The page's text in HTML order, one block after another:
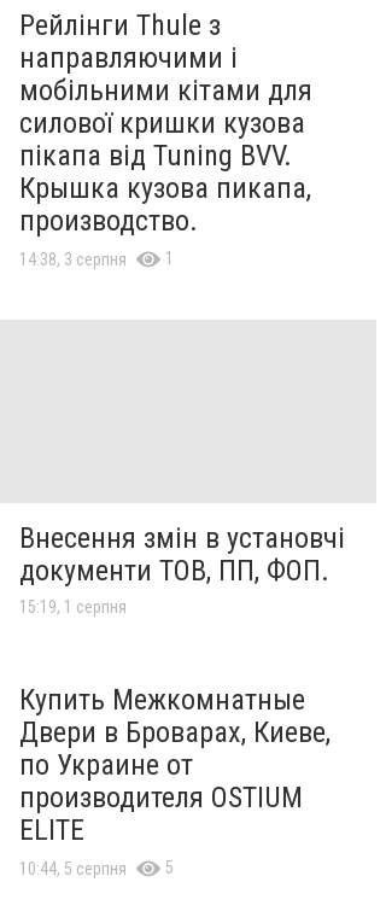
Рейлінги Thule з
направляючими і
мобільними кітами для
силової кришки кузова
пікапа від Tuning BVV.
Крышка кузова пикапа,
производство.
14:38, 3 серпня 1
Внесення змін в установчі
документи ТОВ, ПП, ФОП.
15:19, 1 серпня
Купить Межкомнатные
Двери в Броварах, Киеве,
по Украине от
производителя OSTIUM
ELITE
10:44, 5 серпня 5